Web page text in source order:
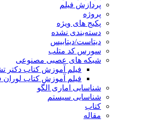
پردازش فیلم
پروژه
پکیج های ویژه
دسته‌بندی نشده
دیتاست/دیتابیس
سورس کد متلب
شبکه های عصبی مصنوعی
فیلم آموزش کتاب دکتر
فیلم آموزش کتاب
شناسایی اماری الگو
شناسایی سیستم
کتاب
مقاله